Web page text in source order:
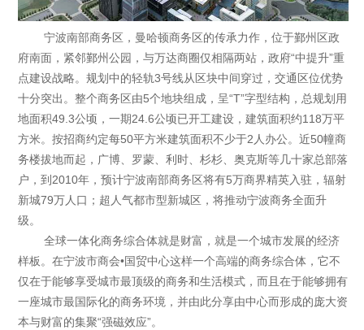
宁波南部商务区，曼哈顿商务区的传承力作，位于鄞州区政
府南面，紧邻鄞州公园，与万达商圈仅相隔两站，政府“中提升”重
点建设战略。规划中的轻轨3号线从区块中间穿过，交通区位优势
十分突出。整个商务区由5个地块组成，呈“T”字型结构，总规划用
地面积49.3公顷，一期24.6公顷已开工建设，建筑面积约118万平
方米。按招商约定每50平方米建筑面积不少于2人办公。近50幢商
务楼拔地而起，广博、罗蒙、利时、杉杉、奥克斯等几十家总部落
户，到2010年，预计宁波南部商务区将有5万商界精英入驻，辐射
新城79万人口；超人气都市型新城区，将推动宁波商务全面升
级。
全球一体化商务综合体就是财富，就是一个城市发展的经济
样板。在宁波市商会•国贸中心这样一个高端的商务综合体，它不
仅在于能够享受城市最顶级的商务和生活模式，而且在于能够拥有
一座城市最国际化的商务环境，并由此分享由中心而形成的庞大资
本与财富的集聚“强磁效应”。